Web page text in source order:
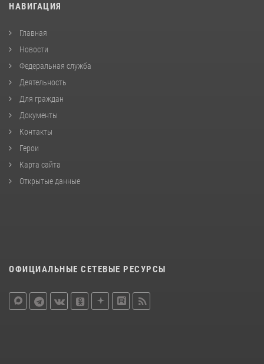
НАВИГАЦИЯ
Главная
Новости
Федеральная служба
Деятельность
Для граждан
Документы
Контакты
Герои
Карта сайта
Открытые данные
ОФИЦИАЛЬНЫЕ СЕТЕВЫЕ РЕСУРСЫ